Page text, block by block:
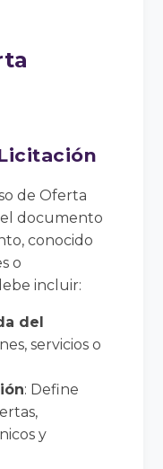
de Oferta
documento
conocido
o
incluir:
del
servicios o
: Define
y